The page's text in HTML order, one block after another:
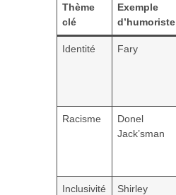
Thème
clé
Exemple
d’humoriste
Identité Fary
Racisme
Donel
Jack’sman
Inclusivité
Shirley